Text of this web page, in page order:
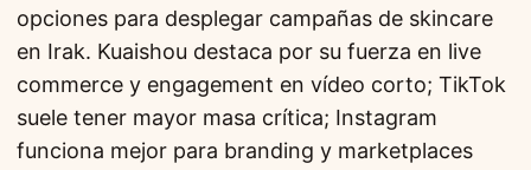
opciones para desplegar campañas de skincare
en Irak. Kuaishou destaca por su fuerza en live
commerce y engagement en vídeo corto; TikTok
suele tener mayor masa crítica; Instagram
funciona mejor para branding y marketplaces